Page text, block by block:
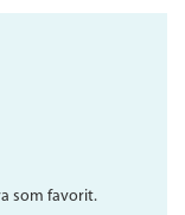
som favorit.